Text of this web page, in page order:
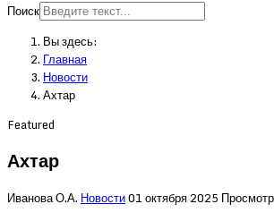
Поиск
Вы здесь:
Главная
Новости
Ахтар
Featured
Ахтар
Иванова О.А. Новости01 октября 2025